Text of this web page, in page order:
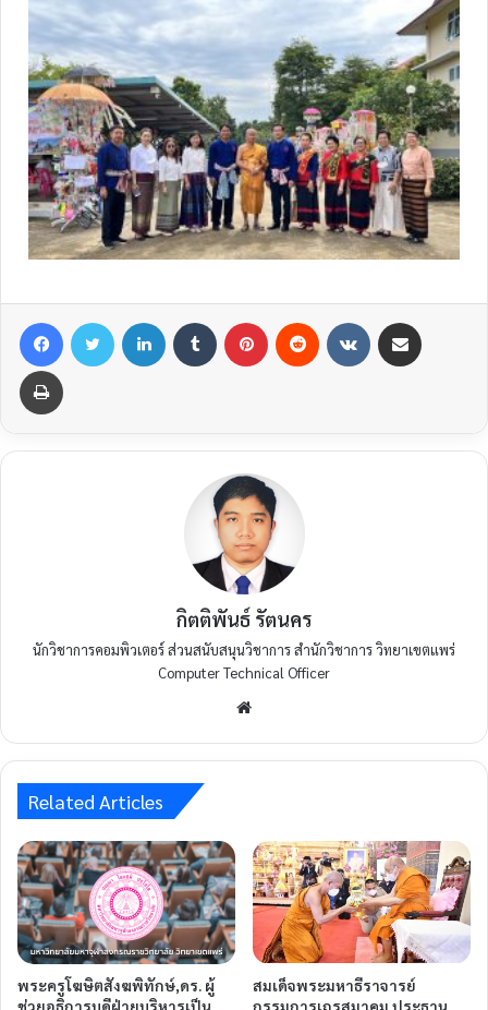
กิตติพันธ์ รัตนคร
นักวิชาการคอมพิวเตอร์ ส่วนสนับสนุนวิชาการ สำนักวิชาการ วิทยาเขตแพร่
Computer Technical Officer
Related Articles
พระครูโฆษิตสังฆพิทักษ์,ดร. ผู้
ช่วยอธิการบดีฝ่ายบริหารเป็น
สมเด็จพระมหาธีราจารย์
กรรมการเถรสมาคม ประธาน